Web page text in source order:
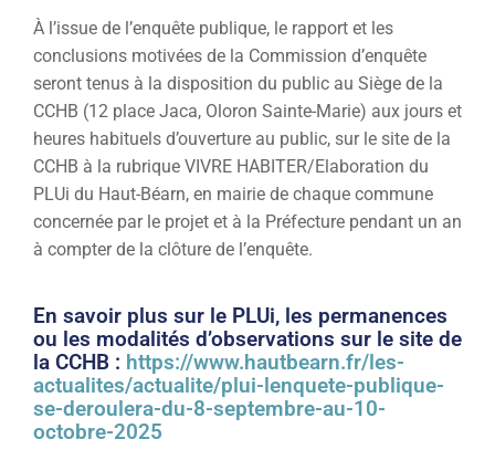
À l’issue de l’enquête publique, le rapport et les
conclusions motivées de la Commission d’enquête
seront tenus à la disposition du public au Siège de la
CCHB (12 place Jaca, Oloron Sainte-Marie) aux jours et
heures habituels d’ouverture au public, sur le site de la
CCHB à la rubrique VIVRE HABITER/Elaboration du
PLUi du Haut-Béarn, en mairie de chaque commune
concernée par le projet et à la Préfecture pendant un an
à compter de la clôture de l’enquête.
En savoir plus sur le PLUi, les permanences
ou les modalités d’observations sur le site de
la CCHB : https://www.hautbearn.fr/les-
actualites/actualite/plui-lenquete-publique-
se-deroulera-du-8-septembre-au-10-
octobre-2025